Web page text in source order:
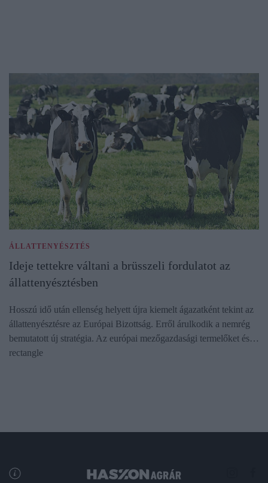
ÁLLATTENYÉSZTÉS
Ideje tettekre váltani a brüsszeli fordulatot az
állattenyésztésben
Hosszú idő után ellenség helyett újra kiemelt ágazatként tekint az
állattenyésztésre az Európai Bizottság. Erről árulkodik a nemrég
bemutatott új stratégia. Az európai mezőgazdasági termelőket és…
rectangle